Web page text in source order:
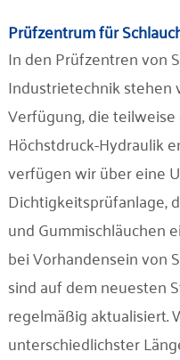
Prüfzentrum für
In den Prüfzentren von
Industrietechnik stehen
Verfügung, die
Höchstdruck-Hydraulik
verfügen wir über eine
Dichtigkeitsprüfanlage,
und Gummischläuchen
bei Vorhandensein von
sind auf dem neuesten
regelmäßig aktualisiert.
unterschiedlichster